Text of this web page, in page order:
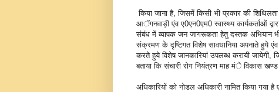
किया जाना है, जिसमें किसी भी प्रकार की
आॅगनवाड़ी एंव ए0एन0एम0 स्वास्थ्य कार्यकर्ताओं
संबंध में व्यापक जन जागरूकता हेतु दस्तक अभियान
संक्रमण के दृष्टिगत विशेष सावधानिया अपनाते हुये
करते हुये विशेष जानकारियां उपलब्ध करायी
बताया कि संचारी रोग नियंत्रण माह मंे विकास
अधिकारियों को नोडल अधिकारी नामित किया गया